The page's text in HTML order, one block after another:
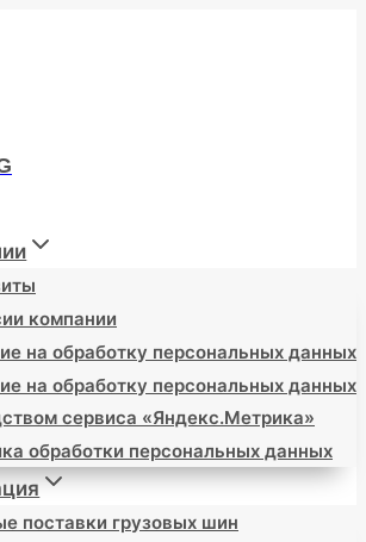
компании
на обработку персональных данных
на обработку персональных данных
сервиса «Яндекс.Метрика»
обработки персональных данных
поставки грузовых шин